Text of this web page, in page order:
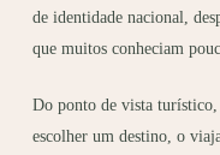
de identidade nacional,
que muitos conheciam
Do ponto de vista turístico,
escolher um destino, o